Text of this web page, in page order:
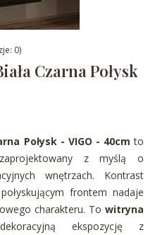
0)
Czarna Połysk
Połysk - VIGO - 40cm to
z myślą o
wnętrzach. Kontrast
frontem nadaje
charakteru. To witryna
ekspozycję z